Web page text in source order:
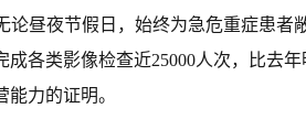
论昼夜节假日，始终为急危重症患者
成各类影像检查近25000人次，比去
力的证明。